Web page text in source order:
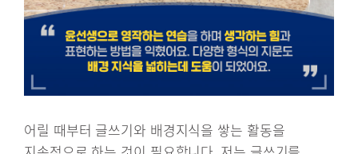
어릴 때부터 글쓰기와 배경지식을 쌓는 활동을